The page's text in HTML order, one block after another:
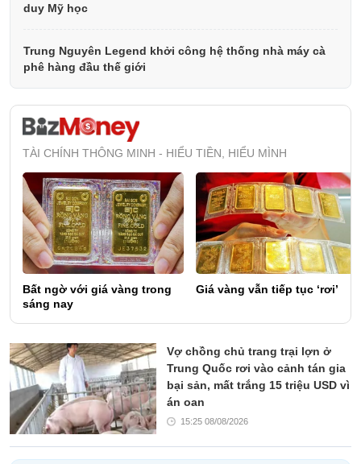
duy Mỹ học
Trung Nguyên Legend khởi công hệ thống nhà máy cà
phê hàng đầu thế giới
TÀI CHÍNH THÔNG MINH - HIỂU TIỀN, HIỂU MÌNH
Bất ngờ với giá vàng trong
sáng nay
Giá vàng vẫn tiếp tục ‘rơi’
Vợ chồng chủ trang trại lợn ở
Trung Quốc rơi vào cảnh tán gia
bại sản, mất trắng 15 triệu USD vì
án oan
15:25 08/08/2026